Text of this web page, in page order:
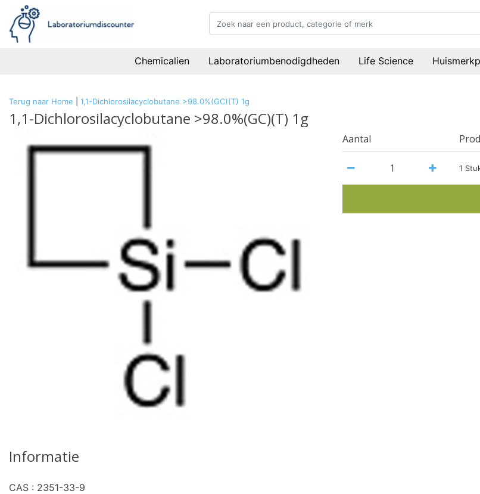
Chemicalien Laboratoriumbenodigdheden Life Science
Terug naar Home 1,1-Dichlorosilacyclobutane >98.0%(GC)(T) 1g
1,1-Dichlorosilacyclobutane >98.0%(GC)(T) 1g
Aantal
1
Informatie
CAS : 2351-33-9